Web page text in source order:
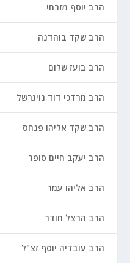
הרב יוסף מזרחי
הרב שקד בוהדנה
הרב בועז שלום
הרב מרדכי דוד נויגרשל
הרב שקד אליהו פנחס
הרב יעקב חיים סופר
הרב אליהו עמר
הרב הרצל חודר
הרב עובדיה יוסף זצ"ל